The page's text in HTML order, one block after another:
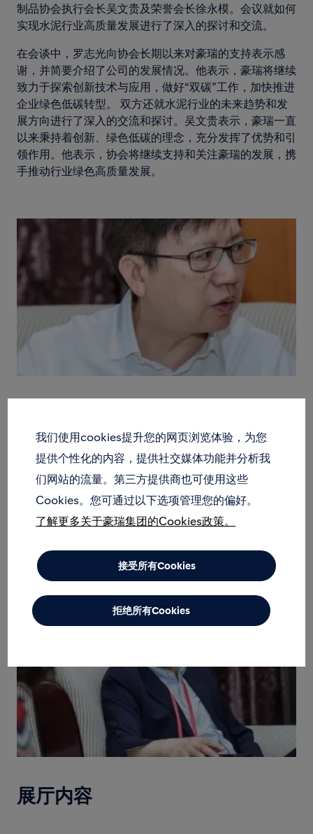
制品协会执行会长吴文贵及荣誉会长徐永模。会议就如何
实现水泥行业高质量发展进行了深入的探讨和交流。
在会谈中，罗志光向协会长期以来对豪瑞的支持表示感
谢，并简要介绍了公司的发展情况。他表示，豪瑞将继续
致力于探索创新技术与应用，做好“双碳”工作，加快推进
企业绿色低碳转型。 双方还就水泥行业的未来趋势和发
展方向进行了深入的交流和探讨。吴文贵表示，豪瑞一直
以来秉持着创新、绿色低碳的理念，充分发挥了优势和引
领作用。他表示，协会将继续支持和关注豪瑞的发展，携
手推动行业绿色高质量发展。
展厅内容
我们使用cookies提升您的网页浏览体验，为您
提供个性化的内容，提供社交媒体功能并分析我
们网站的流量。第三方提供商也可使用这些
Cookies。您可通过以下选项管理您的偏好。
了解更多关于豪瑞集团的Cookies政策。
接受所有Cookies
拒绝所有Cookies